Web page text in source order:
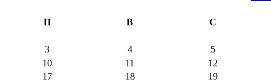
П В С
3 4
5
10
11
12
17
18
19